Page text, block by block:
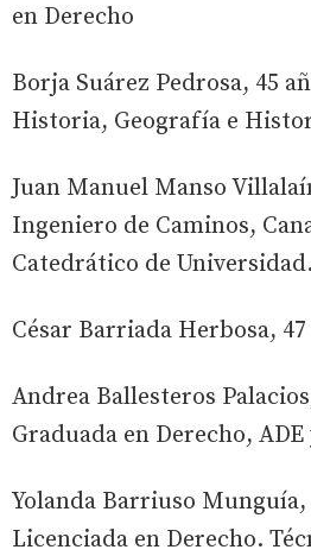
en Derecho
Borja Suárez Pedrosa, 45
Historia, Geografía e
Juan Manuel Manso
Ingeniero de Caminos,
Catedrático de Universidad.
César Barriada Herbosa,
Andrea Ballesteros
Graduada en Derecho,
Yolanda Barriuso Munguía,
Licenciada en Derecho.